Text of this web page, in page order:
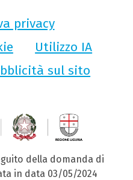
privacy
Utilizzo IA
sul sito
della domanda di
in data 03/05/2024